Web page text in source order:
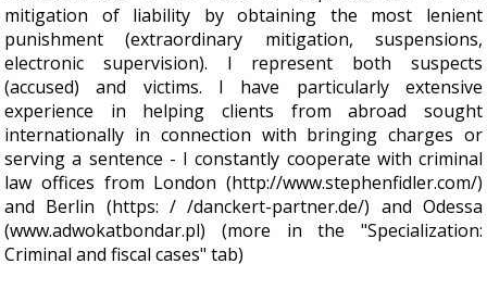
mitigation of liability by obtaining the most lenient
punishment (extraordinary mitigation, suspensions,
electronic supervision). I represent both suspects
(accused) and victims. I have particularly extensive
experience in helping clients from abroad sought
internationally in connection with bringing charges or
serving a sentence - I constantly cooperate with criminal
law offices from London (http://www.stephenfidler.com/)
and Berlin (https: / /danckert-partner.de/) and Odessa
(www.adwokatbondar.pl) (more in the "Specialization:
Criminal and fiscal cases" tab)